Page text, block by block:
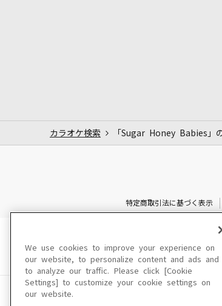
カラオケ検索 「Sugar Honey Babies」
特定商取引法に基づく表示
このサイトに掲載されてい
We use cookies to improve your experience on
our website, to personalize content and ads and
to analyze our traffic. Please click [Cookie
Settings] to customize your cookie settings on
our website.